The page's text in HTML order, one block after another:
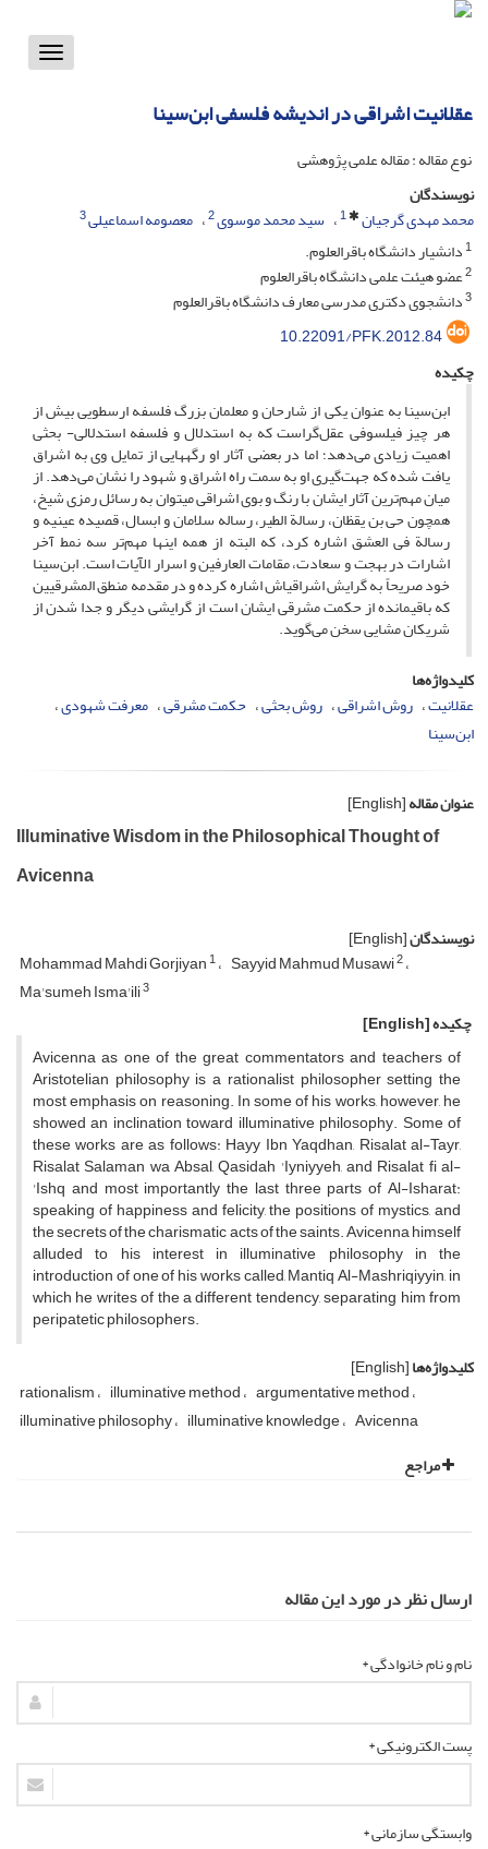
Toggle
عقلانیت اشراقی در اندیشه فلسفی ابن‌سینا
نوع مقاله : مقاله علمی پژوهشی
نویسندگان
محمد مهدی گرجیان
1 سید محمد موسوی2 معصومه اسماعیلی3
1دانشیار دانشگاه باقرالعلوم.
2عضو هیئت علمی دانشگاه باقرالعلوم
3دانشجوی دکتری مدرسی معارف دانشگاه باقرالعلوم
10.22091/PFK.2012.84
چکیده
‏ابن‌سینا به عنوان یکی از شارحان و معلمان بزرگ فلسفه ارسطویی بیش از
هر چیز فیلسوفی عقل‌گراست که ‏به استدلال و فلسفه استدلالی- بحثی
اهمیت زیادی می‌دهد؛ اما در بعضی آثار او رگه­هایی از تمایل وی به اشراق
‏یافت شده که جهت‌گیری او به سمت راه ‏اشراق و شهود را نشان می‌دهد. از
میان مهم‌ترین آثار ایشان با رنگ و بوی اشراقی می­توان به رسائل رمزی شیخ،
همچون حی بن یقظان، رسالة الطیر، رساله سلامان و ابسال، قصیده عینیه و
رسالة فی العشق اشاره کرد، که البته از همه اینها مهم‌تر سه نمط آخر
اشارات در بهجت و سعادت، مقامات العارفین ‏و اسرار الآیات است. ابن‌سینا
خود صریحاً به گرایش اشراقی­اش اشاره کرده و در مقدمه منطق المشرقیین
که ‏باقیمانده از حکمت مشرقی ایشان است از گرایشی دیگر و جدا شدن از
شریکان مشایی سخن می‌گوید.
کلیدواژه‌ها
عقلانیت روش اشراقی روش بحثی حکمت مشرقی معرفت شهودی
ابن‌سینا
عنوان مقاله[English]
Illuminative Wisdom in the Philosophical Thought of
Avicenna
نویسندگان[English]
Mohammad Mahdi Gorjiyan1 Sayyid Mahmud Musawi2
Ma'sumeh Isma'ili3
چکیده[English]
Avicenna as one of the great commentators and teachers of
Aristotelian philosophy is a rationalist philosopher setting the
most emphasis on reasoning. In some of his works, however, he
showed an inclination toward illuminative philosophy. Some of
these works are as follows: Hayy Ibn Yaqdhan, Risalat al-Tayr,
Risalat Salaman wa Absal, Qasidah 'Iyniyyeh, and Risalat fi al-
'Ishq and most importantly the last three parts of Al-Isharat:
speaking of happiness and felicity, the positions of mystics, and
the secrets of the charismatic acts of the saints. Avicenna himself
alluded to his interest in illuminative philosophy in the
introduction of one of his works called, Mantiq Al-Mashriqiyyin, in
which he writes of the a different tendency, separating him from
peripatetic philosophers.
کلیدواژه‌ها[English]
rationalism illuminative method argumentative method
illuminative philosophy illuminative knowledge Avicenna
مراجع
ارسال نظر در مورد این مقاله
نام و نام خانوادگی *
پست الکترونیکی *
وابستگی سازمانی *